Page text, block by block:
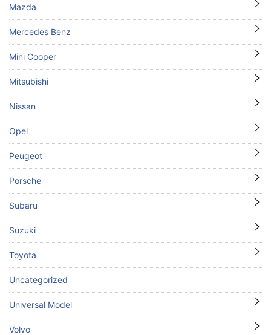
Mazda
Mercedes Benz
Mini Cooper
Mitsubishi
Nissan
Opel
Peugeot
Porsche
Subaru
Suzuki
Toyota
Uncategorized
Universal Model
Volvo